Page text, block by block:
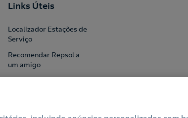
Links Úteis
Localizador Estações de
Serviço
Recomendar Repsol a
um amigo